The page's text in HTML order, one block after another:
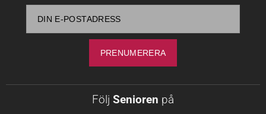
Följ Senioren på